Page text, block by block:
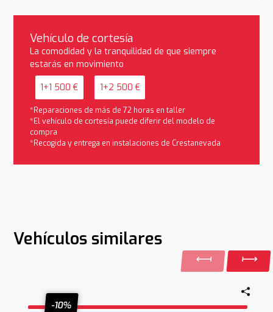
Vehículo de cortesía
La comodidad y la tranquilidad de que siempre
estarás en movimiento
1+1 500 € 1+2 500 €
*Reparaciones de más de 72 horas en taller
*El vehículo de cortesía puede diferir del modelo de
compra
*Recogida y entrega en instalaciones de Crestanevada
Vehículos similares
-10%